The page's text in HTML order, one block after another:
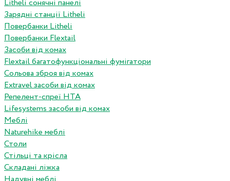
Litheli сонячні панелі
Зарядні станції Litheli
Повербанки Litheli
Повербанки Flextail
Засоби від комах
Flextail багатофункціональні фумігатори
Сольова зброя від комах
Extravel засоби від комах
Репелент-спреї HTA
Lifesystems засоби від комах
Меблі
Naturehike меблі
Столи
Стільці та крісла
Складані ліжка